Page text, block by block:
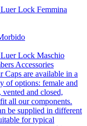
Lock Femmina
Lock Maschio
Accessories
Caps are available in a
of options: female and
vented and closed,
all our components.
be supplied in different
for typical